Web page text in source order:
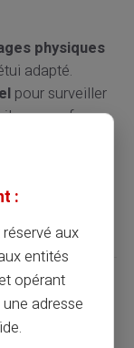
physiques
adapté.
pour surveiller
renforce
la carte via
client.
:
aux
entités
opérant
adresse